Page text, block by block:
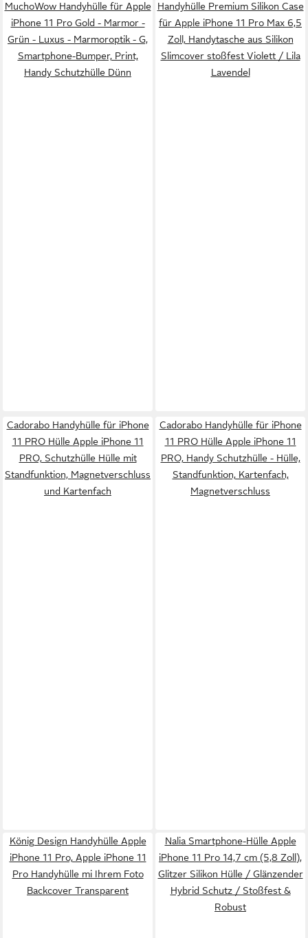
MuchoWow Handyhülle für Apple
iPhone 11 Pro Gold - Marmor -
Grün - Luxus - Marmoroptik - G,
Smartphone-Bumper, Print,
Handy Schutzhülle Dünn
Handyhülle Premium Silikon Case
für Apple iPhone 11 Pro Max 6,5
Zoll, Handytasche aus Silikon
Slimcover stoßfest Violett / Lila
Lavendel
Cadorabo Handyhülle für iPhone
11 PRO Hülle Apple iPhone 11
PRO, Schutzhülle Hülle mit
Standfunktion, Magnetverschluss
und Kartenfach
Cadorabo Handyhülle für iPhone
11 PRO Hülle Apple iPhone 11
PRO, Handy Schutzhülle - Hülle,
Standfunktion, Kartenfach,
Magnetverschluss
König Design Handyhülle Apple
iPhone 11 Pro, Apple iPhone 11
Pro Handyhülle mi Ihrem Foto
Backcover Transparent
Nalia Smartphone-Hülle Apple
iPhone 11 Pro 14,7 cm (5,8 Zoll),
Glitzer Silikon Hülle / Glänzender
Hybrid Schutz / Stoßfest &
Robust